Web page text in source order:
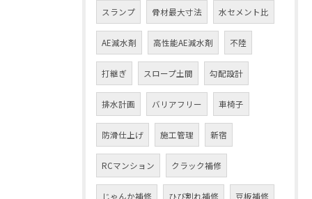
スランプ 骨材最大寸法 水セメント比
AE減水剤 高性能AE減水剤 不陸
打継ぎ スロープ土間 勾配設計
排水計画 バリアフリー 車椅子
防滑仕上げ 施工管理 新宿
RCマンション クラック補修
じゃんか補修 ひび割れ補修 豆板補修